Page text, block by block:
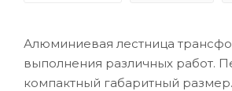
Алюминиевая лестница
выполнения различных работ.
компактный габаритный